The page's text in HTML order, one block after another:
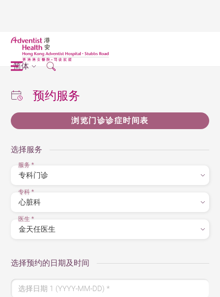
简体
预约服务
浏览门诊诊症时间表
选择服务
服务*
专科*
医生*
选择预约的日期及时间
选择日期 1 (YYYY-MM-DD)*